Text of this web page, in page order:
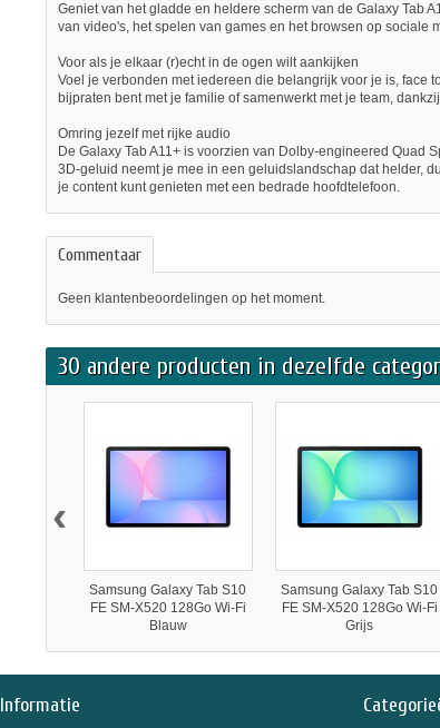
Geniet van het gladde en heldere scherm van de Galaxy Tab
van video's, het spelen van games en het browsen op
Voor als je elkaar (r)echt in de ogen wilt aankijken
Voel je verbonden met iedereen die belangrijk voor je is, face
bijpraten bent met je familie of samenwerkt met je team,
Omring jezelf met rijke audio
De Galaxy Tab A11+ is voorzien van Dolby-engineered
3D-geluid neemt je mee in een geluidslandschap dat helder,
je content kunt genieten met een bedrade hoofdtelefoon.
Commentaar
Geen klantenbeoordelingen op het moment.
30 andere producten in dezelfde
Samsung Galaxy Tab S10
FE SM-X520 128Go Wi-Fi
Blauw
Samsung Galaxy Tab S10
FE SM-X520 128Go Wi-Fi
Grijs
‹
Informatie